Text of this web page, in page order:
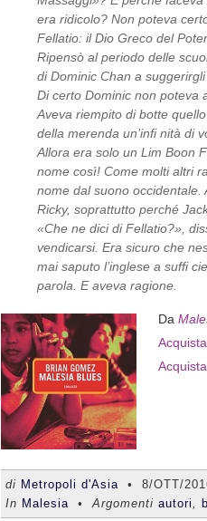
era ridicolo? Non poteva
Fellatio: il Dio Greco del
Ripensò al periodo delle
di Dominic Chan a
Di certo Dominic non poteva
Aveva riempito di botte
della merenda un’infi nità di
Allora era solo un Lim Boon
nome così! Come molti altri
nome dal suono occidentale.
Ricky, soprattutto perché
«Che ne dici di Fellatio?»,
vendicarsi. Era sicuro che
mai saputo l’inglese a suffi
parola. E aveva ragione.
Da
di Metropoli d'Asia • 8/OTT/
In Malesia • Argomenti autori,